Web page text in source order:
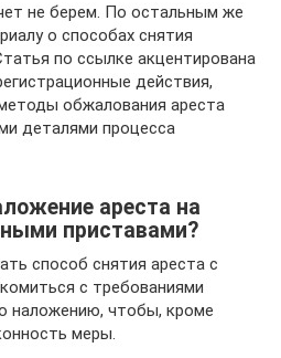
не берем. По остальным же
о способах снятия
по ссылке акцентирована
действия,
обжалования ареста
деталями процесса
ареста на
приставами?
способ снятия ареста с
с требованиями
наложению, чтобы, кроме
меры.